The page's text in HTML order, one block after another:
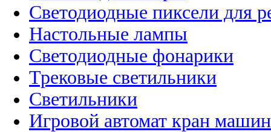
Светодиодные пиксели для
Настольные лампы
Светодиодные фонарики
Трековые светильники
Светильники
Игровой автомат кран